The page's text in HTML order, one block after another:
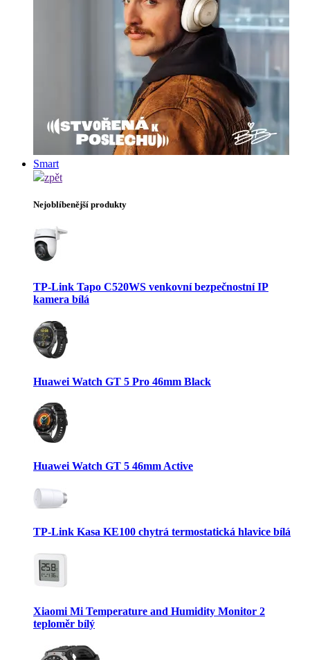
Smart
zpět
Nejoblíbenější produkty
TP-Link Tapo C520WS venkovní bezpečnostní IP
kamera bílá
Huawei Watch GT 5 Pro 46mm Black
Huawei Watch GT 5 46mm Active
TP-Link Kasa KE100 chytrá termostatická hlavice bílá
Xiaomi Mi Temperature and Humidity Monitor 2
teploměr bílý